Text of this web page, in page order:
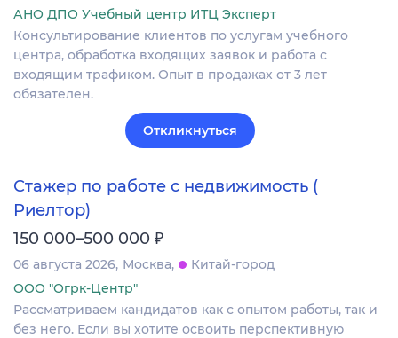
АНО ДПО Учебный центр ИТЦ Эксперт
Консультирование клиентов по услугам учебного
центра, обработка входящих заявок и работа с
входящим трафиком. Опыт в продажах от 3 лет
обязателен.
Откликнуться
Стажер по работе с недвижимость (
Риелтор)
150 000–500 000 ₽
06 августа 2026 Москва
Китай-город
ООО "Огрк-Центр"
Рассматриваем кандидатов как с опытом работы, так и
без него. Если вы хотите освоить перспективную